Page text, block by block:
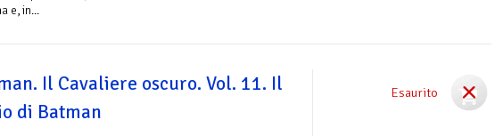
e, in...
Esaurito
Il Cavaliere oscuro. Vol. 11. Il
di Batman